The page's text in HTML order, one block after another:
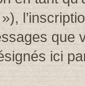
que
ici